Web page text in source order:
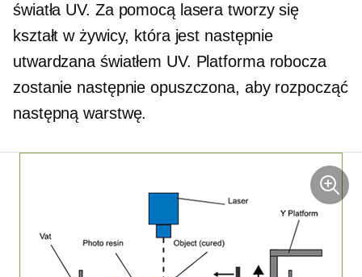
światła UV. Za pomocą lasera tworzy się
kształt w żywicy, która jest następnie
utwardzana światłem UV. Platforma robocza
zostanie następnie opuszczona, aby rozpocząć
następną warstwę.